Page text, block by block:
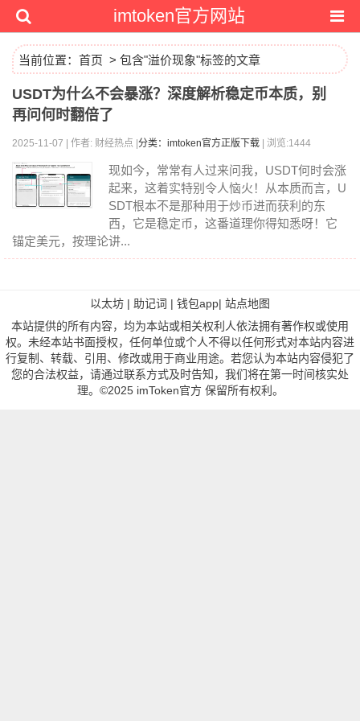
imtoken官方网站
当前位置： 首页 > 包含"溢价现象"标签的文章
USDT为什么不会暴涨？深度解析稳定币本质，别
再问何时翻倍了
2025-11-07 | 作者: 财经热点 | 分类：imtoken官方正版下载 | 浏览:1444
现如今，常常有人过来问我，USDT何时会涨
起来，这着实特别令人恼火！从本质而言，U
SDT根本不是那种用于炒币进而获利的东
西，它是稳定币，这番道理你得知悉呀！它
锚定美元，按理论讲...
以太坊 | 助记词 | 钱包app| 站点地图
本站提供的所有内容，均为本站或相关权利人依法拥有著作权或使用
权。未经本站书面授权，任何单位或个人不得以任何形式对本站内容进
行复制、转载、引用、修改或用于商业用途。若您认为本站内容侵犯了
您的合法权益，请通过联系方式及时告知，我们将在第一时间核实处
理。©2025 imToken官方 保留所有权利。